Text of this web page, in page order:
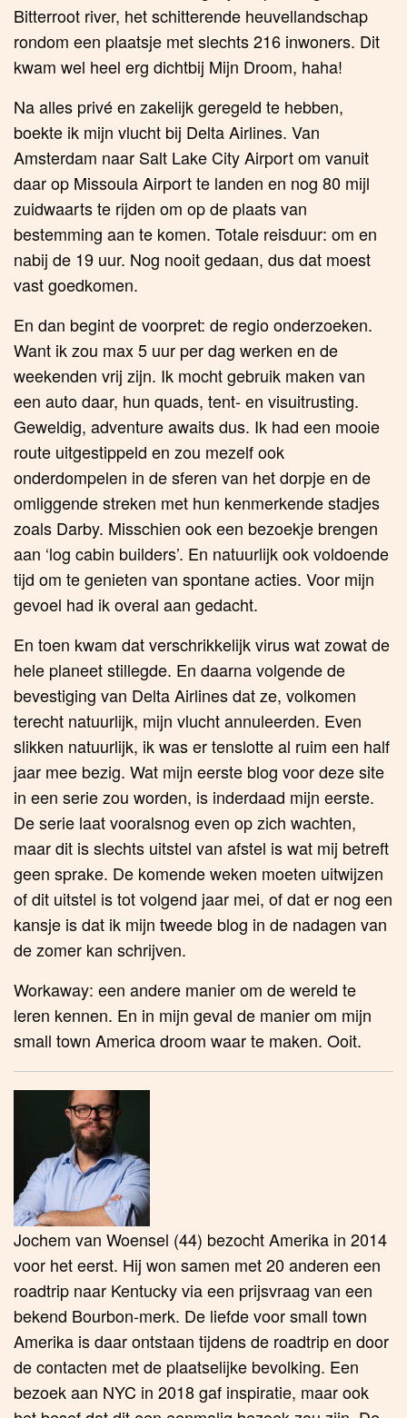
Bitterroot river, het schitterende heuvellandschap
rondom een plaatsje met slechts 216 inwoners. Dit
kwam wel heel erg dichtbij Mijn Droom, haha!
Na alles privé en zakelijk geregeld te hebben,
boekte ik mijn vlucht bij Delta Airlines. Van
Amsterdam naar Salt Lake City Airport om vanuit
daar op Missoula Airport te landen en nog 80 mijl
zuidwaarts te rijden om op de plaats van
bestemming aan te komen. Totale reisduur: om en
nabij de 19 uur. Nog nooit gedaan, dus dat moest
vast goedkomen.
En dan begint de voorpret: de regio onderzoeken.
Want ik zou max 5 uur per dag werken en de
weekenden vrij zijn. Ik mocht gebruik maken van
een auto daar, hun quads, tent- en visuitrusting.
Geweldig, adventure awaits dus. Ik had een mooie
route uitgestippeld en zou mezelf ook
onderdompelen in de sferen van het dorpje en de
omliggende streken met hun kenmerkende stadjes
zoals Darby. Misschien ook een bezoekje brengen
aan ‘log cabin builders’. En natuurlijk ook voldoende
tijd om te genieten van spontane acties. Voor mijn
gevoel had ik overal aan gedacht.
En toen kwam dat verschrikkelijk virus wat zowat de
hele planeet stillegde. En daarna volgende de
bevestiging van Delta Airlines dat ze, volkomen
terecht natuurlijk, mijn vlucht annuleerden. Even
slikken natuurlijk, ik was er tenslotte al ruim een half
jaar mee bezig. Wat mijn eerste blog voor deze site
in een serie zou worden, is inderdaad mijn eerste.
De serie laat vooralsnog even op zich wachten,
maar dit is slechts uitstel van afstel is wat mij betreft
geen sprake. De komende weken moeten uitwijzen
of dit uitstel is tot volgend jaar mei, of dat er nog een
kansje is dat ik mijn tweede blog in de nadagen van
de zomer kan schrijven.
Workaway: een andere manier om de wereld te
leren kennen. En in mijn geval de manier om mijn
small town America droom waar te maken. Ooit.
Jochem van Woensel (44) bezocht Amerika in 2014
voor het eerst. Hij won samen met 20 anderen een
roadtrip naar Kentucky via een prijsvraag van een
bekend Bourbon-merk. De liefde voor small town
Amerika is daar ontstaan tijdens de roadtrip en door
de contacten met de plaatselijke bevolking. Een
bezoek aan NYC in 2018 gaf inspiratie, maar ook